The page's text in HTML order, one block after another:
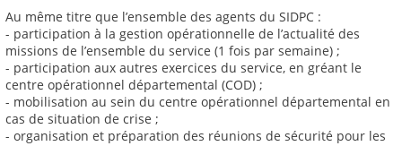
Au même titre que l’ensemble des agents du SIDPC :
- participation à la gestion opérationnelle de l’actualité des
missions de l’ensemble du service (1 fois par semaine) ;
- participation aux autres exercices du service, en gréant le
centre opérationnel départemental (COD) ;
- mobilisation au sein du centre opérationnel départemental en
cas de situation de crise ;
- organisation et préparation des réunions de sécurité pour les